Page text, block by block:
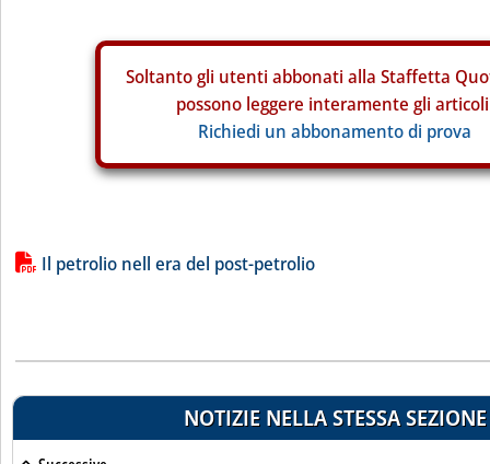
Soltanto gli utenti abbonati alla Staffetta
possono leggere interamente gli
Richiedi un abbonamento di prova
Lista allegati PDF alla notizia
Il petrolio nell era del post-petrolio
NOTIZIE NELLA STESSA SEZIONE